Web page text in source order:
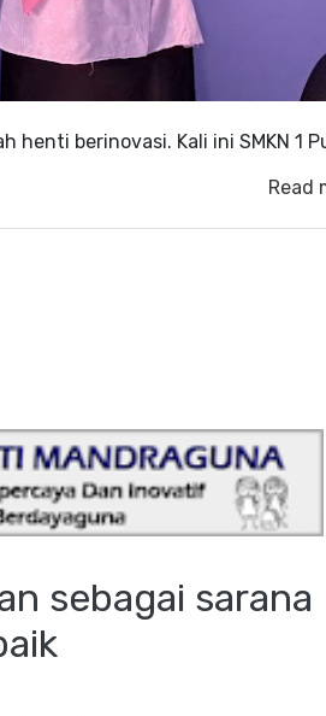
henti berinovasi. Kali ini SMKN 1
Read
sebagai sarana